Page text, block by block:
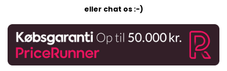
eller chat os :-)